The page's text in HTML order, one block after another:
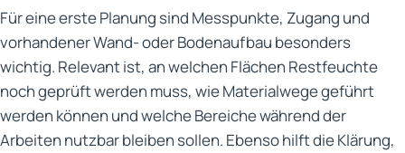
Für eine erste Planung sind Messpunkte, Zugang und
vorhandener Wand- oder Bodenaufbau besonders
wichtig. Relevant ist, an welchen Flächen Restfeuchte
noch geprüft werden muss, wie Materialwege geführt
werden können und welche Bereiche während der
Arbeiten nutzbar bleiben sollen. Ebenso hilft die Klärung,